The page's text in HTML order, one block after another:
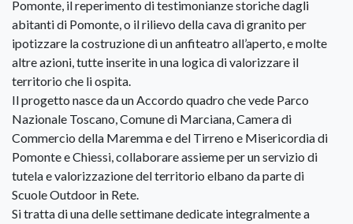
Pomonte, il reperimento di testimonianze storiche dagli
abitanti di Pomonte, o il rilievo della cava di granito per
ipotizzare la costruzione di un anfiteatro all’aperto, e molte
altre azioni, tutte inserite in una logica di valorizzare il
territorio che li ospita.
Il progetto nasce da un Accordo quadro che vede Parco
Nazionale Toscano, Comune di Marciana, Camera di
Commercio della Maremma e del Tirreno e Misericordia di
Pomonte e Chiessi, collaborare assieme per un servizio di
tutela e valorizzazione del territorio elbano da parte di
Scuole Outdoor in Rete.
Si tratta di una delle settimane dedicate integralmente a